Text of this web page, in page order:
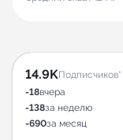
14.9KПодписчиков*
-18вчера
-138за неделю
-690за месяц